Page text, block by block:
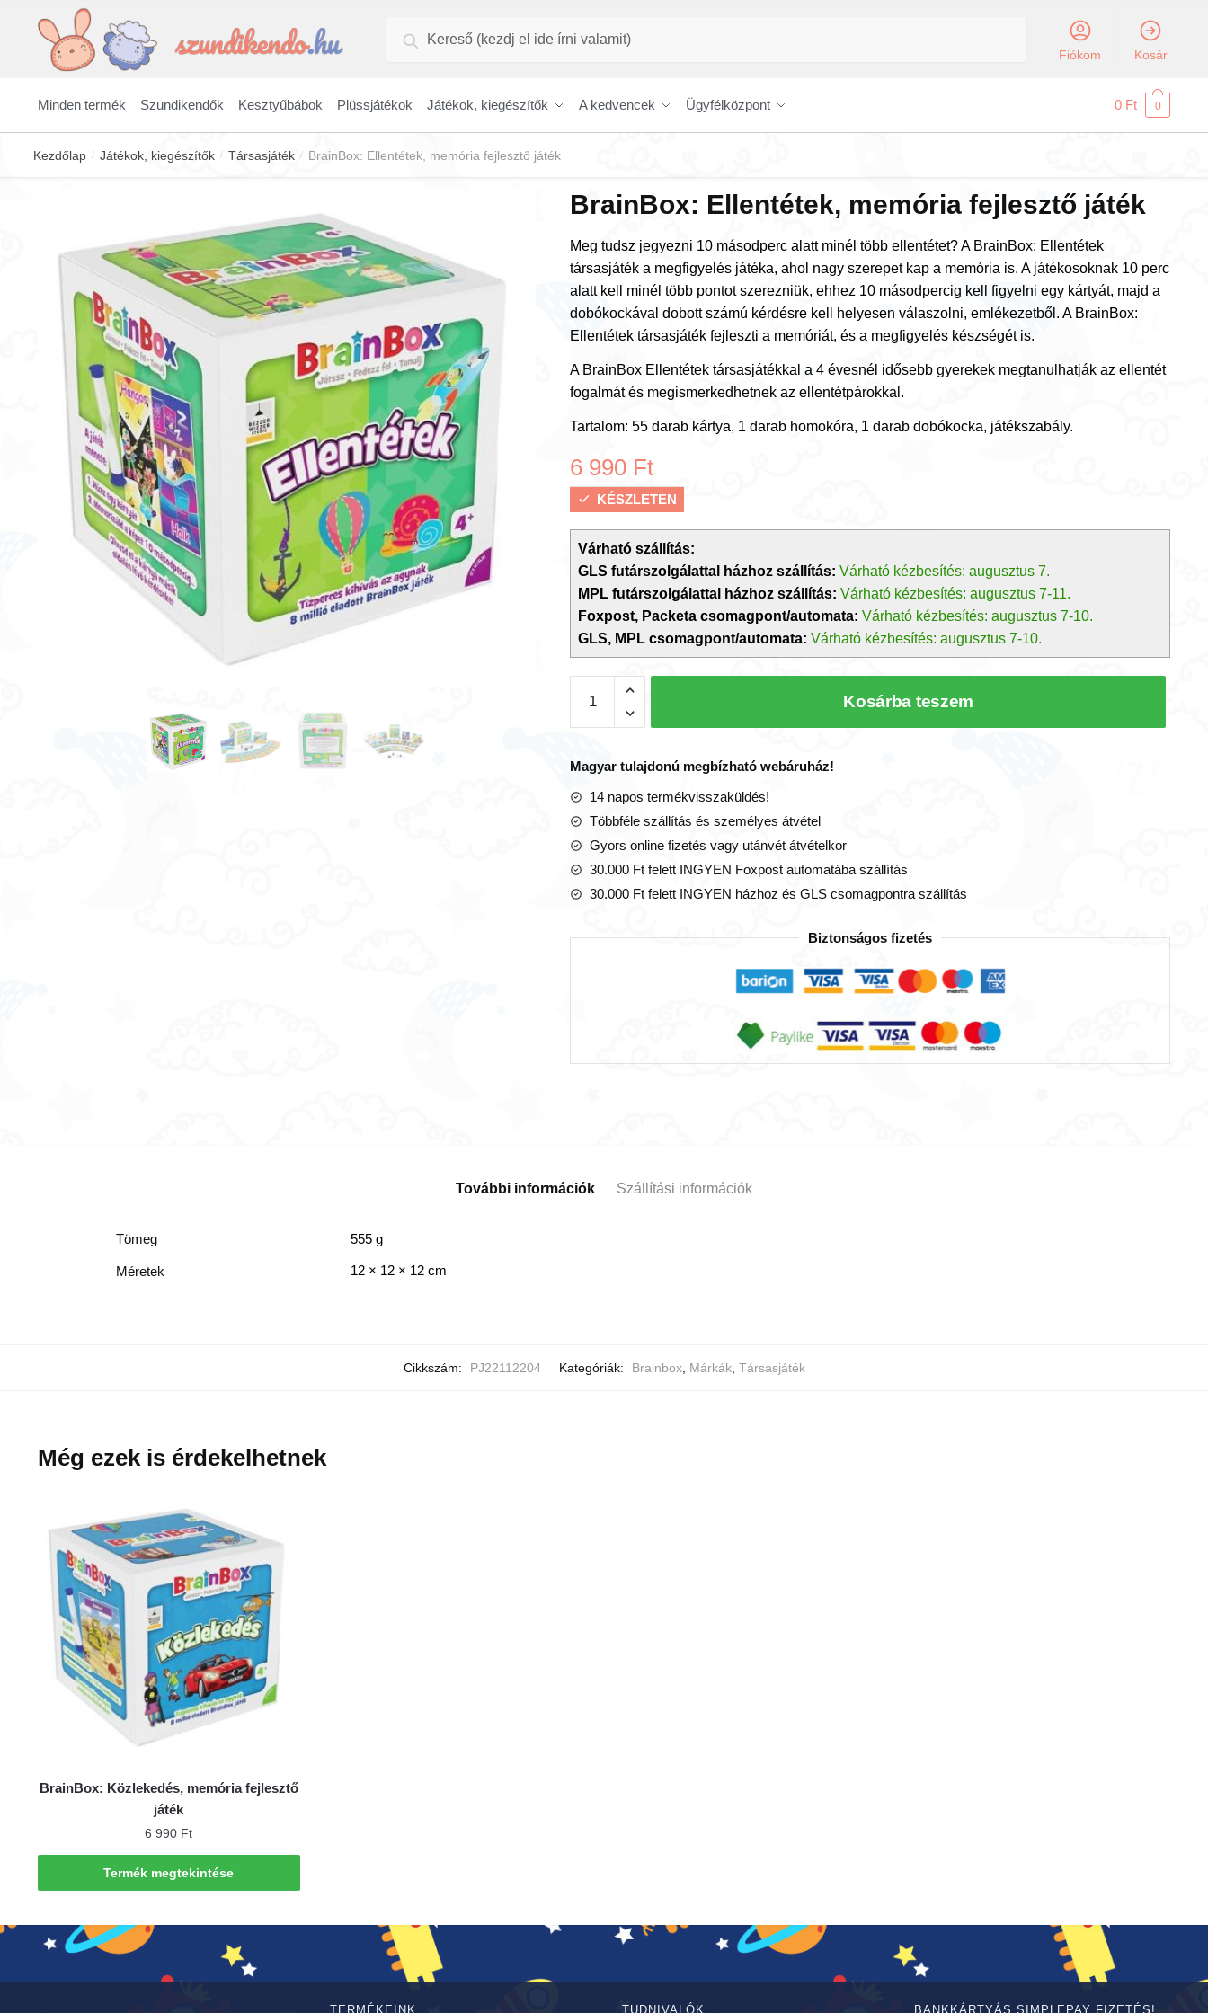
navigation
Keresés
Fiókom Kosár
Minden termék Szundikendők Kesztyűbábok Plüssjátékok Játékok, kiegészítők A kedvencek Ügyfélközpont 0 Ft 0
Kezdőlap / Játékok, kiegészítők / Társasjáték / BrainBox: Ellentétek, memória fejlesztő játék
BrainBox: Ellentétek, memória fejlesztő játék
Meg tudsz jegyezni 10 másodperc alatt minél több ellentétet? A BrainBox: Ellentétek
társasjáték a megfigyelés játéka, ahol nagy szerepet kap a memória is. A játékosoknak 10 perc
alatt kell minél több pontot szerezniük, ehhez 10 másodpercig kell figyelni egy kártyát, majd a
dobókockával dobott számú kérdésre kell helyesen válaszolni, emlékezetből. A BrainBox:
Ellentétek társasjáték fejleszti a memóriát, és a megfigyelés készségét is.
A BrainBox Ellentétek társasjátékkal a 4 évesnél idősebb gyerekek megtanulhatják az ellentét
fogalmát és megismerkedhetnek az ellentétpárokkal.
Tartalom: 55 darab kártya, 1 darab homokóra, 1 darab dobókocka, játékszabály.
6 990 Ft
KÉSZLETEN
Várható szállítás:
GLS futárszolgálattal házhoz szállítás: Várható kézbesítés: augusztus 7.
MPL futárszolgálattal házhoz szállítás: Várható kézbesítés: augusztus 7-11.
Foxpost, Packeta csomagpont/automata: Várható kézbesítés: augusztus 7-10.
GLS, MPL csomagpont/automata: Várható kézbesítés: augusztus 7-10.
BrainBox:
Ellentétek,
memória
játék
mennyiség
Kosárba teszem
Magyar tulajdonú megbízható webáruház!
14 napos termékvisszaküldés!
Többféle szállítás és személyes átvétel
Gyors online fizetés vagy utánvét átvételkor
30.000 Ft felett INGYEN Foxpost automatába szállítás
30.000 Ft felett INGYEN házhoz és GLS csomagpontra szállítás
Biztonságos fizetés
További információk Szállítási információk
Tömeg 555 g
Méretek 12 × 12 × 12 cm
Cikkszám: PJ22112204 Kategóriák: Brainbox, Márkák, Társasjáték
Még ezek is érdekelhetnek
BrainBox: Közlekedés, memória fejlesztő
játék
6 990 Ft
Termék megtekintése
TERMÉKEINK TUDNIVALÓK BANKKÁRTYÁS SIMPLEPAY FIZETÉS!